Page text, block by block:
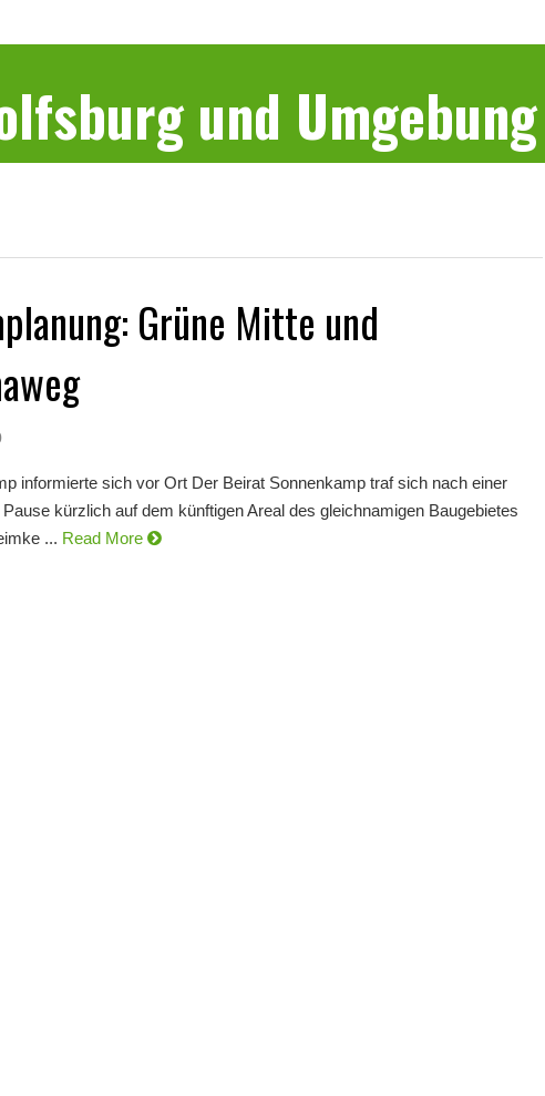
und Umgebung
Grüne Mitte und
informierte sich vor Ort Der Beirat Sonnenkamp traf sich nach einer
kürzlich auf dem künftigen Areal des gleichnamigen Baugebietes
... Read More